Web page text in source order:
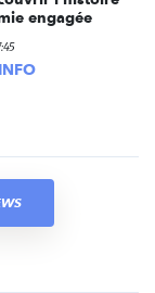
engagée